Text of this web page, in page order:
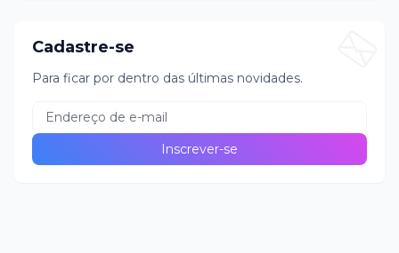
Cadastre-se
Para ficar por dentro das últimas novidades.